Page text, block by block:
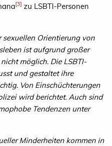
[3] zu LSBTI-Personen
Orientierung von
ist aufgrund großer
möglich. Die LSBTI-
und gestaltet ihre
Von Einschüchterungen
wird berichtet. Auch sind
Tendenzen unter
Minderheiten kommen in